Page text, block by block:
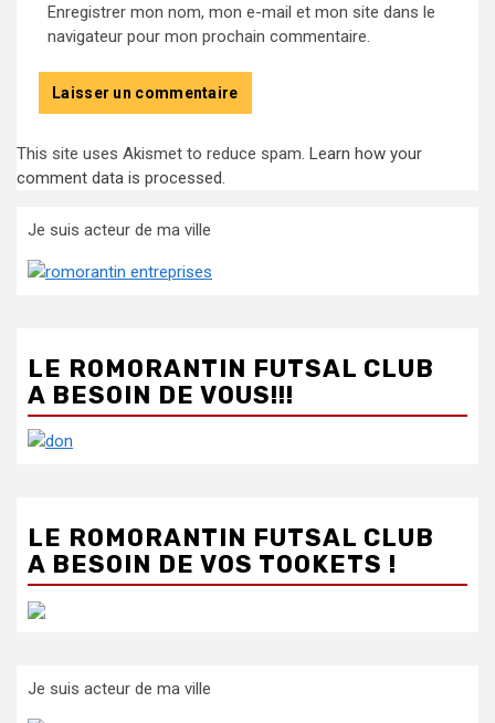
Enregistrer mon nom, mon e-mail et mon site dans le
navigateur pour mon prochain commentaire.
This site uses Akismet to reduce spam. Learn how your
comment data is processed.
Je suis acteur de ma ville
LE ROMORANTIN FUTSAL CLUB
A BESOIN DE VOUS!!!
LE ROMORANTIN FUTSAL CLUB
A BESOIN DE VOS TOOKETS !
Je suis acteur de ma ville